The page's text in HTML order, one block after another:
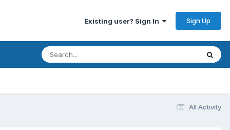
Existing user? Sign In Sign Up
All Activity